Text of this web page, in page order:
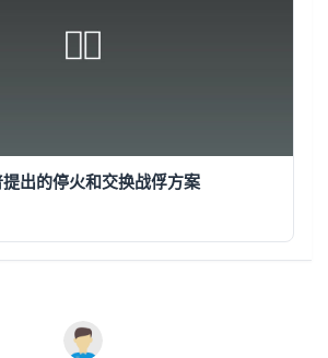
出的停火和交换战俘方案